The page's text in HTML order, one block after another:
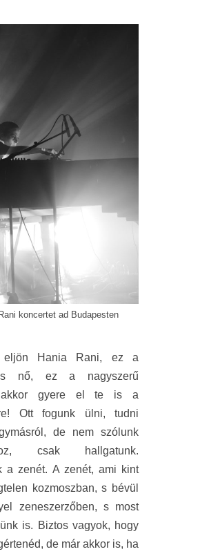
koncertet ad Budapesten
Hania Rani, ez a
nő, ez a nagyszerű
akkor gyere el te is a
Ott fogunk ülni, tudni
de nem szólunk
csak hallgatunk.
a zenét. A zenét, ami kint
kozmoszban, s bévül
zeneszerzőben, s most
is. Biztos vagyok, hogy
de már akkor is, ha